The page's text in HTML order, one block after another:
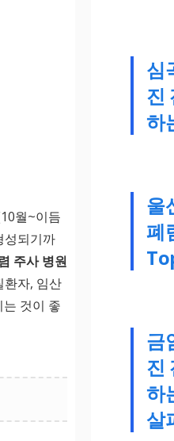
월~이듬
성되기까
주사 병원
환자, 임산
것이 좋
심
진
하
울
폐
금
진
하
살